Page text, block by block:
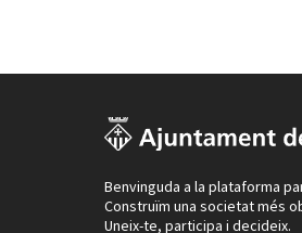
Benvinguda a la plataforma
Construïm una societat més
Uneix-te, participa i decideix.